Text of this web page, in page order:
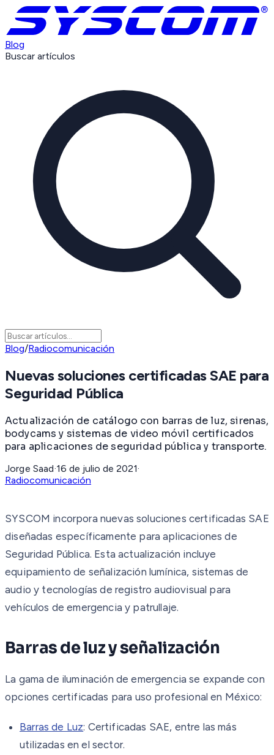
Blog
Buscar artículos
Blog/Radiocomunicación
Nuevas soluciones certificadas SAE para
Seguridad Pública
Actualización de catálogo con barras de luz, sirenas,
bodycams y sistemas de video móvil certificados
para aplicaciones de seguridad pública y transporte.
Jorge Saad·16 de julio de 2021·
Radiocomunicación
SYSCOM incorpora nuevas soluciones certificadas SAE
diseñadas específicamente para aplicaciones de
Seguridad Pública. Esta actualización incluye
equipamiento de señalización lumínica, sistemas de
audio y tecnologías de registro audiovisual para
vehículos de emergencia y patrullaje.
Barras de luz y señalización
La gama de iluminación de emergencia se expande con
opciones certificadas para uso profesional en México:
Barras de Luz: Certificadas SAE, entre las más
utilizadas en el sector.